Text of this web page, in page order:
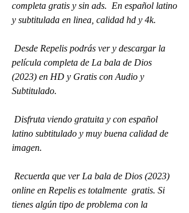
completa gratis y sin ads.  En español latino
y subtitulada en linea, calidad hd y 4k.
película completa de La bala de Dios
(2023) en HD y Gratis con Audio y
Subtitulado.
latino subtitulado y muy buena calidad de
imagen.
online en Repelis es totalmente  gratis. Si
tienes algún tipo de problema con la